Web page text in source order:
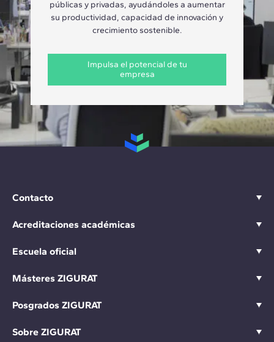
públicas y privadas, ayudándoles a aumentar
su productividad, capacidad de innovación y
crecimiento sostenible.
Impulsa el potencial de tu
empresa
Contacto
Acreditaciones académicas
Escuela oficial
Másteres ZIGURAT
Posgrados ZIGURAT
Sobre ZIGURAT